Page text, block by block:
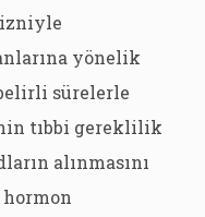
izniyle
yönelik
sürelerle
tıbbi gereklilik
alınmasını